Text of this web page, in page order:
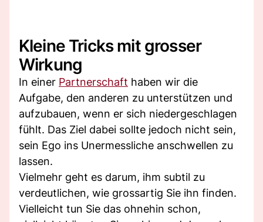
Kleine Tricks mit grosser
Wirkung
In einer Partnerschaft haben wir die
Aufgabe, den anderen zu unterstützen und
aufzubauen, wenn er sich niedergeschlagen
fühlt. Das Ziel dabei sollte jedoch nicht sein,
sein Ego ins Unermessliche anschwellen zu
lassen.
Vielmehr geht es darum, ihm subtil zu
verdeutlichen, wie grossartig Sie ihn finden.
Vielleicht tun Sie das ohnehin schon,